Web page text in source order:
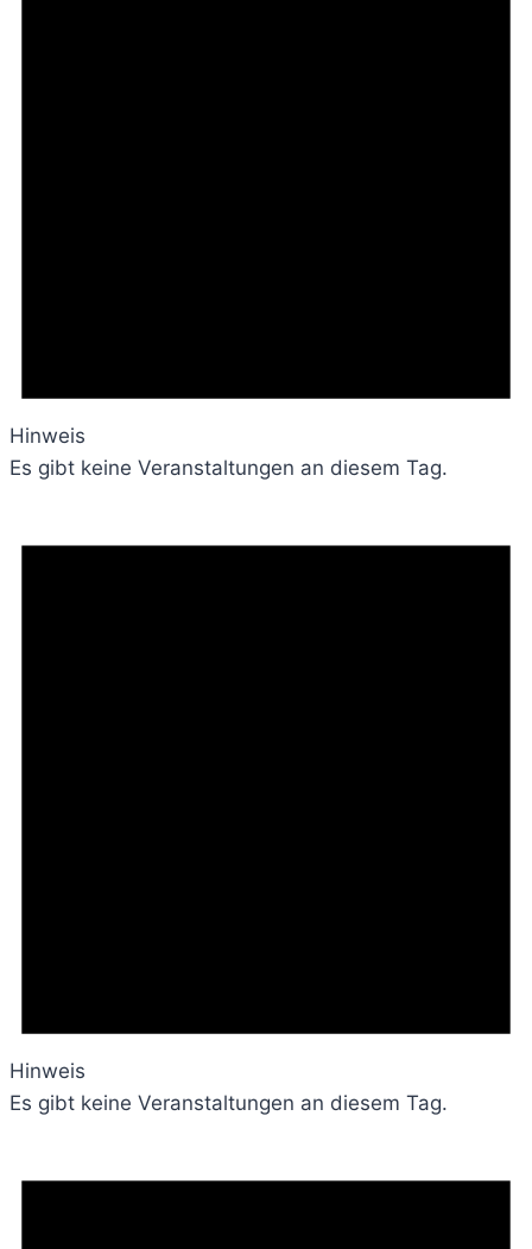
Hinweis
Es gibt keine Veranstaltungen an diesem Tag.
Hinweis
Es gibt keine Veranstaltungen an diesem Tag.